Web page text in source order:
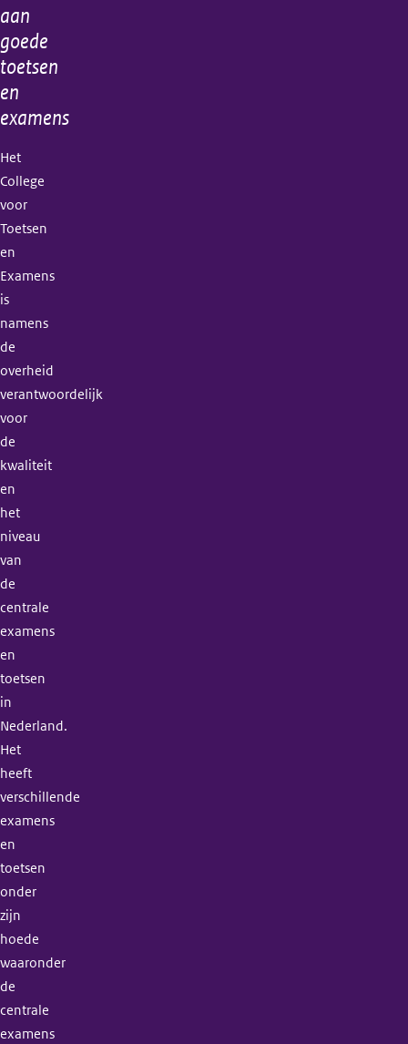
aan
goede
toetsen
en
examens
Het
College
voor
Toetsen
en
Examens
is
namens
de
overheid
verantwoordelijk
voor
de
kwaliteit
en
het
niveau
van
de
centrale
examens
en
toetsen
in
Nederland.
Het
heeft
verschillende
examens
en
toetsen
onder
zijn
hoede
waaronder
de
centrale
examens